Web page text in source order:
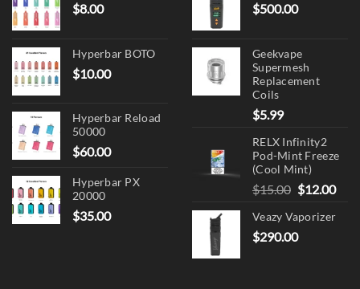
$8.00
Hyperbar BOTO
$10.00
Hyperbar Reload
50000
$60.00
Hyperbar PX
20000
$35.00
$500.00
Geekvape
Supermesh
Replacement
Coils
$5.99
RELX Infinity2
Pod-Mint Freeze
(Cool Mint)
$15.00 Original
was:
$15.00.
$12.00
Veazy Vaporizer
$290.00